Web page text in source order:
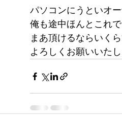
パソコンにうといオ
俺も途中ほんとこれ
まあ頂けるならいく
よろしくお願いいたし